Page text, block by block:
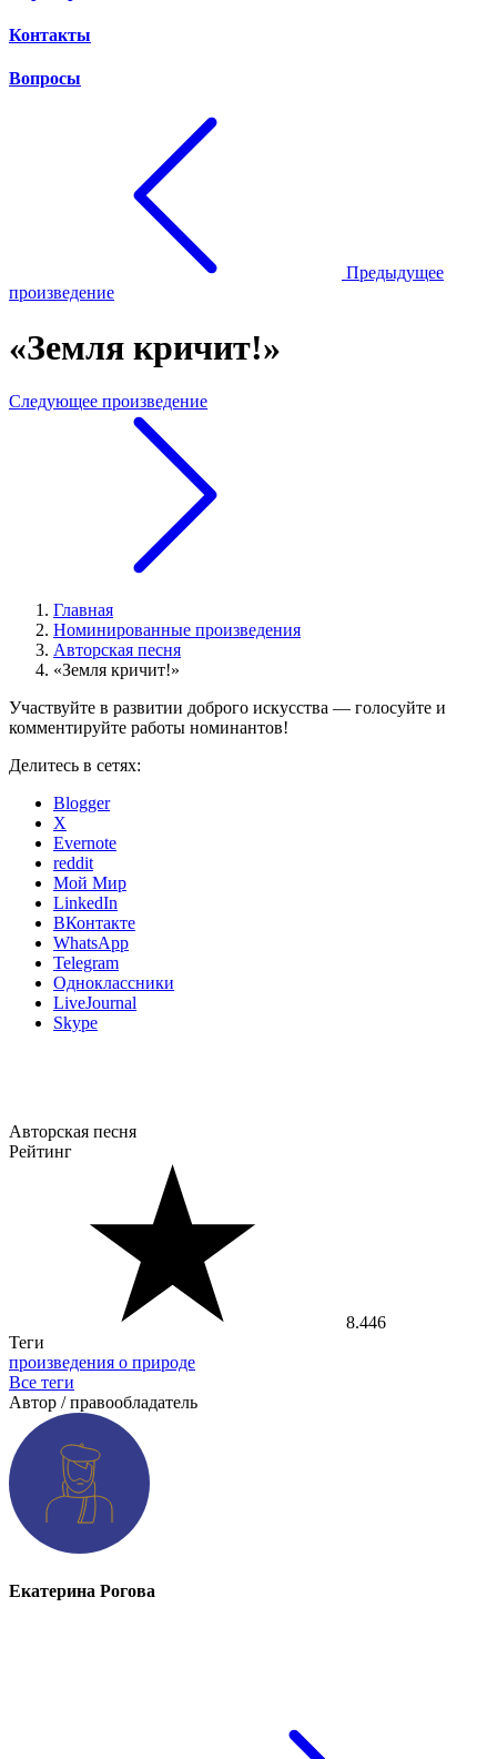
Контакты
Вопросы
Предыдущее
произведение
«Земля кричит!»
Следующее произведение
Главная
Номинированные произведения
Авторская песня
«Земля кричит!»
Участвуйте в развитии доброго искусства — голосуйте и
комментируйте работы номинантов!
Делитесь в сетях:
Blogger
X
Evernote
reddit
Мой Мир
LinkedIn
ВКонтакте
WhatsApp
Telegram
Одноклассники
LiveJournal
Skype
Авторская песня
Рейтинг
8.446
Теги
произведения о природе
Все теги
Автор / правообладатель
Екатерина Рогова